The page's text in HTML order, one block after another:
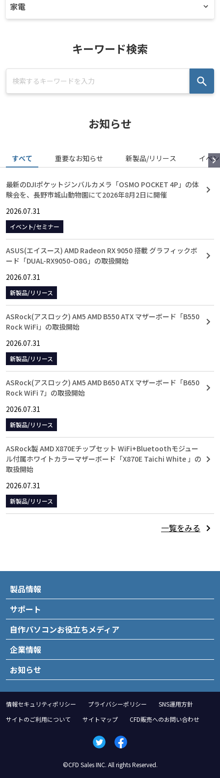
家電
キーワード検索
お知らせ
すべて 重要なお知らせ 新製品/リリース イベ
最新のDJIポケットジンバルカメラ「OSMO POCKET 4P」の体
験会を、長野市城山動物園にて2026年8月2日に開催
2026.07.31
イベント/セミナー
ASUS(エイスース) AMD Radeon RX 9050 搭載 グラフィックボ
ード「DUAL-RX9050-O8G」の取扱開始
2026.07.31
新製品/リリース
ASRock(アスロック) AM5 AMD B550 ATX マザーボード「B550
Rock WiFi」の取扱開始
2026.07.31
新製品/リリース
ASRock(アスロック) AM5 AMD B650 ATX マザーボード「B650
Rock WiFi 7」の取扱開始
2026.07.31
新製品/リリース
ASRock製 AMD X870Eチップセット WiFi+Bluetoothモジュー
ル付属ホワイトカラーマザーボード「X870E Taichi White 」の
取扱開始
2026.07.31
新製品/リリース
一覧をみる
製品情報
サポート
自作パソコンお役立ちメディア
企業情報
お知らせ
情報セキュリティポリシー プライバシーポリシー
SNS運用方針
サイトのご利用について
サイトマップ CFD販売へのお問い合わせ
©CFD Sales INC. All rights Reserved.